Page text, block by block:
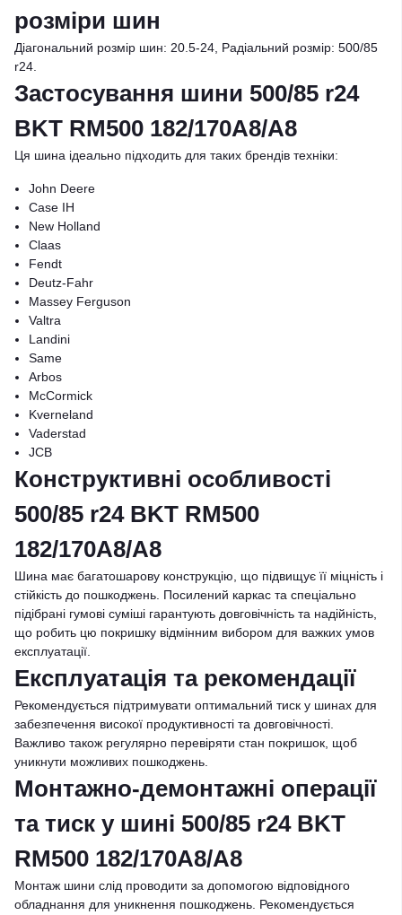
розміри шин
Діагональний розмір шин: 20.5-24, Радіальний розмір: 500/85
r24.
Застосування шини 500/85 r24
BKT RM500 182/170A8/A8
Ця шина ідеально підходить для таких брендів техніки:
John Deere
Case IH
New Holland
Claas
Fendt
Deutz-Fahr
Massey Ferguson
Valtra
Landini
Same
Arbos
McCormick
Kverneland
Vaderstad
JCB
Конструктивні особливості
500/85 r24 BKT RM500
182/170A8/A8
Шина має багатошарову конструкцію, що підвищує її міцність і
стійкість до пошкоджень. Посилений каркас та спеціально
підібрані гумові суміші гарантують довговічність та надійність,
що робить цю покришку відмінним вибором для важких умов
експлуатації.
Експлуатація та рекомендації
Рекомендується підтримувати оптимальний тиск у шинах для
забезпечення високої продуктивності та довговічності.
Важливо також регулярно перевіряти стан покришок, щоб
уникнути можливих пошкоджень.
Монтажно-демонтажні операції
та тиск у шині 500/85 r24 BKT
RM500 182/170A8/A8
Монтаж шини слід проводити за допомогою відповідного
обладнання для уникнення пошкоджень. Рекомендується